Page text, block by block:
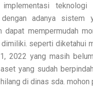
implementasi teknologi
adanya sistem
dapat mempermudah
seperti diketahui
2022 yang masih
yang sudah
di dinas sda.